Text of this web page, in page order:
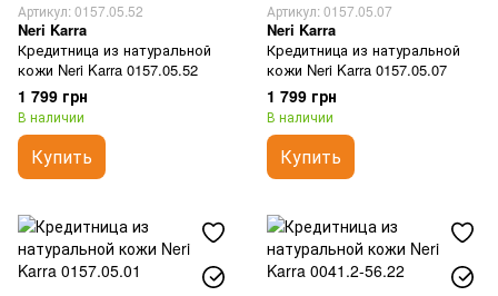
Артикул: 0157.05.52
Neri Karra
Кредитница из натуральной
кожи Neri Karra 0157.05.52
1 799 грн
В наличии
Купить
Артикул: 0157.05.07
Neri Karra
Кредитница из натуральной
кожи Neri Karra 0157.05.07
1 799 грн
В наличии
Купить